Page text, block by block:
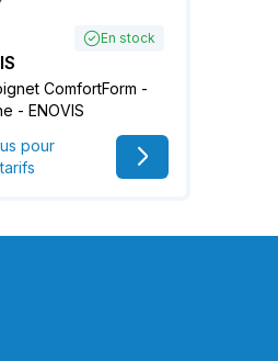
En stock
ComfortForm -
- ENOVIS
pour